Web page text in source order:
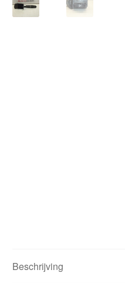
Beschrijving